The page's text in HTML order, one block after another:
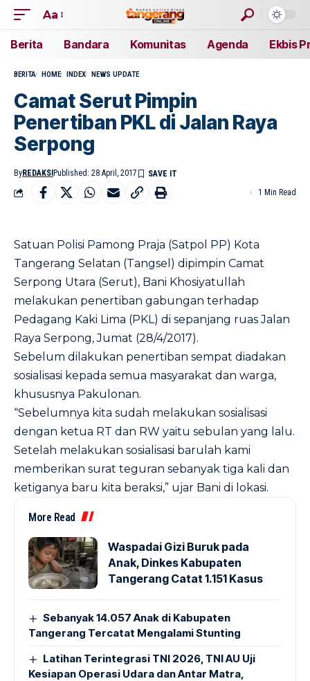
Aa
Berita Bandara Komunitas Agenda Ekbis
BERITA HOME INDEX NEWS UPDATE
Camat Serut Pimpin
Penertiban PKL di Jalan Raya
Serpong
ByREDAKSI Published: 28 April, 2017
1 Min Read
Satuan Polisi Pamong Praja (Satpol PP) Kota
Tangerang Selatan (Tangsel) dipimpin Camat
Serpong Utara (Serut), Bani Khosiyatullah
melakukan penertiban gabungan terhadap
Pedagang Kaki Lima (PKL) di sepanjang ruas Jalan
Raya Serpong, Jumat (28/4/2017).
Sebelum dilakukan penertiban sempat diadakan
sosialisasi kepada semua masyarakat dan warga,
khususnya Pakulonan.
“Sebelumnya kita sudah melakukan sosialisasi
dengan ketua RT dan RW yaitu sebulan yang lalu.
Setelah melakukan sosialisasi barulah kami
memberikan surat teguran sebanyak tiga kali dan
ketiganya baru kita beraksi,” ujar Bani di lokasi.
More Read
Waspadai Gizi Buruk pada
Anak, Dinkes Kabupaten
Tangerang Catat 1.151 Kasus
Sebanyak 14.057 Anak di Kabupaten
Tangerang Tercatat Mengalami Stunting
Latihan Terintegrasi TNI 2026, TNI AU Uji
Kesiapan Operasi Udara dan Antar Matra,